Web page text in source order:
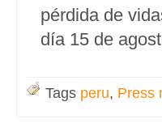
pérdida de
día 15 de
Tags peru, Press